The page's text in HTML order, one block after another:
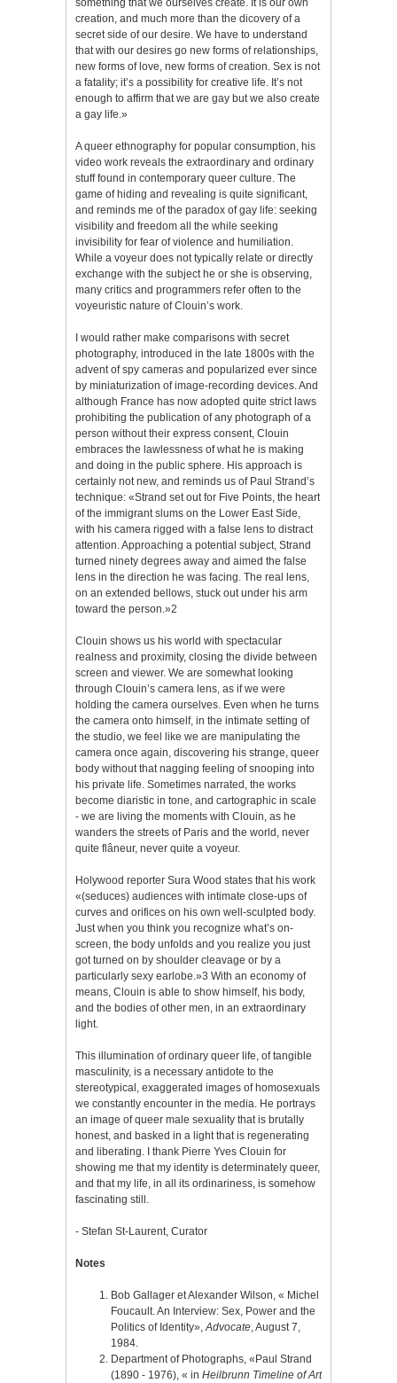
something that we ourselves create. It is our own
creation, and much more than the dicovery of a
secret side of our desire. We have to understand
that with our desires go new forms of relationships,
new forms of love, new forms of creation. Sex is not
a fatality; it’s a possibility for creative life. It’s not
enough to affirm that we are gay but we also create
a gay life.»
A queer ethnography for popular consumption, his
video work reveals the extraordinary and ordinary
stuff found in contemporary queer culture. The
game of hiding and revealing is quite significant,
and reminds me of the paradox of gay life: seeking
visibility and freedom all the while seeking
invisibility for fear of violence and humiliation.
While a voyeur does not typically relate or directly
exchange with the subject he or she is observing,
many critics and programmers refer often to the
voyeuristic nature of Clouin’s work.
I would rather make comparisons with secret
photography, introduced in the late 1800s with the
advent of spy cameras and popularized ever since
by miniaturization of image-recording devices. And
although France has now adopted quite strict laws
prohibiting the publication of any photograph of a
person without their express consent, Clouin
embraces the lawlessness of what he is making
and doing in the public sphere. His approach is
certainly not new, and reminds us of Paul Strand’s
technique: «Strand set out for Five Points, the heart
of the immigrant slums on the Lower East Side,
with his camera rigged with a false lens to distract
attention. Approaching a potential subject, Strand
turned ninety degrees away and aimed the false
lens in the direction he was facing. The real lens,
on an extended bellows, stuck out under his arm
toward the person.»2
Clouin shows us his world with spectacular
realness and proximity, closing the divide between
screen and viewer. We are somewhat looking
through Clouin’s camera lens, as if we were
holding the camera ourselves. Even when he turns
the camera onto himself, in the intimate setting of
the studio, we feel like we are manipulating the
camera once again, discovering his strange, queer
body without that nagging feeling of snooping into
his private life. Sometimes narrated, the works
become diaristic in tone, and cartographic in scale
- we are living the moments with Clouin, as he
wanders the streets of Paris and the world, never
quite flâneur, never quite a voyeur.
Holywood reporter Sura Wood states that his work
«(seduces) audiences with intimate close-ups of
curves and orifices on his own well-sculpted body.
Just when you think you recognize what’s on-
screen, the body unfolds and you realize you just
got turned on by shoulder cleavage or by a
particularly sexy earlobe.»3 With an economy of
means, Clouin is able to show himself, his body,
and the bodies of other men, in an extraordinary
light.
This illumination of ordinary queer life, of tangible
masculinity, is a necessary antidote to the
stereotypical, exaggerated images of homosexuals
we constantly encounter in the media. He portrays
an image of queer male sexuality that is brutally
honest, and basked in a light that is regenerating
and liberating. I thank Pierre Yves Clouin for
showing me that my identity is determinately queer,
and that my life, in all its ordinariness, is somehow
fascinating still.
- Stefan St-Laurent, Curator
Notes
Bob Gallager et Alexander Wilson, « Michel
Foucault. An Interview: Sex, Power and the
Politics of Identity»,Advocate, August 7,
1984.
Department of Photographs, «Paul Strand
(1890 - 1976), « in Heilbrunn Timeline of Art